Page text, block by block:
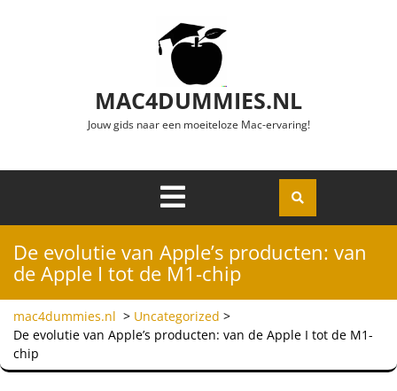
MAC4DUMMIES.NL
Jouw gids naar een moeiteloze Mac-ervaring!
Openen
De evolutie van Apple’s producten: van
de Apple I tot de M1-chip
mac4dummies.nl > Uncategorized >
De evolutie van Apple’s producten: van de Apple I tot de M1-
chip